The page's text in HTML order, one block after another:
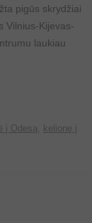
pigūs skrydžiai
Vilnius-Kijevas-
laukiau
į Odesą
kelionę į